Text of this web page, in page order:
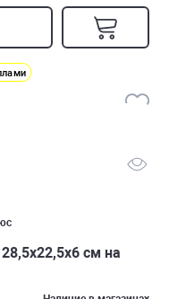
см на